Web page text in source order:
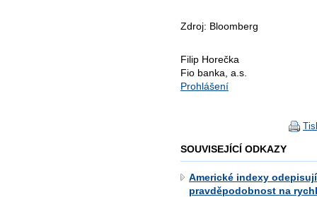
Zdroj: Bloomberg
Filip Horečka
Fio banka, a.s.
Prohlášení
SOUVISEJÍCÍ ODKAZY
Americké indexy
pravděpodobnost na